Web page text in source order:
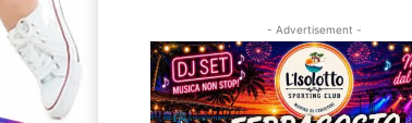
- Advertisement -